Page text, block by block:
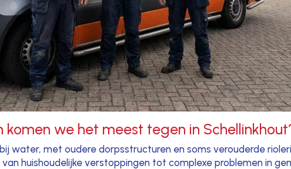
we het meest tegen in
water, met oudere dorpsstructuren en soms verouderde
huishoudelijke verstoppingen tot complexe problemen in